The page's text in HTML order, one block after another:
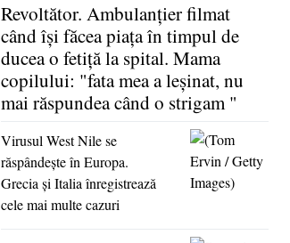
Revoltător. Ambulanţier filmat
când îşi făcea piaţa în timpul de
ducea o fetiţă la spital. Mama
copilului: "fata mea a leşinat, nu
mai răspundea când o strigam "
Virusul West Nile se
răspândeşte în Europa.
Grecia şi Italia înregistrează
cele mai multe cazuri